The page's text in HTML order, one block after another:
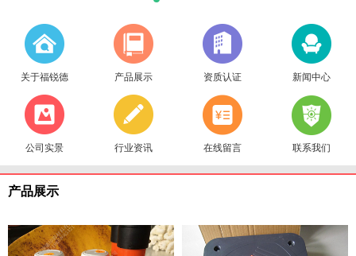
关于福锐德 产品展示 资质认证 新闻中心
公司实景 行业资讯 在线留言 联系我们
产品展示